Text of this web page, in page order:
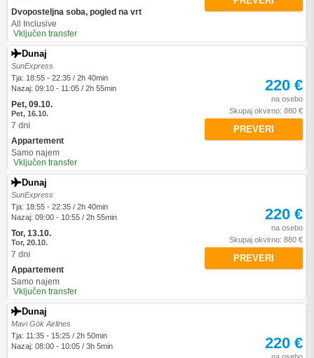
Dvoposteljna soba, pogled na vrt
All Inclusive
Vključen transfer
Dunaj
SunExpress
Tja: 18:55 - 22:35 / 2h 40min
Nazaj: 09:10 - 11:05 / 2h 55min
Pet, 09.10.
Pet, 16.10.
7 dni
Appartement
Samo najem
Vključen transfer
220 €
na osebo
Skupaj okvirno: 880 €
PREVERI
Dunaj
SunExpress
Tja: 18:55 - 22:35 / 2h 40min
Nazaj: 09:00 - 10:55 / 2h 55min
Tor, 13.10.
Tor, 20.10.
7 dni
Appartement
Samo najem
Vključen transfer
220 €
na osebo
Skupaj okvirno: 880 €
PREVERI
Dunaj
Mavi Gök Airlines
Tja: 11:35 - 15:25 / 2h 50min
Nazaj: 08:00 - 10:05 / 3h 5min
220 €
na osebo